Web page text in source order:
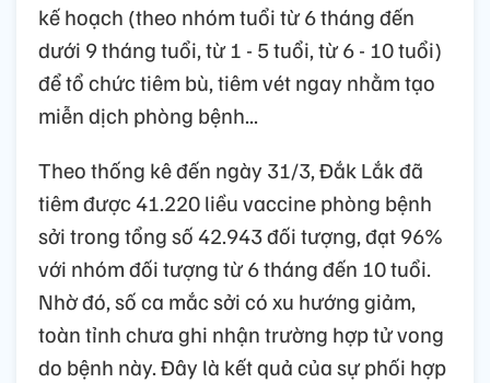
kế hoạch (theo nhóm tuổi từ 6 tháng đến
dưới 9 tháng tuổi, từ 1 - 5 tuổi, từ 6 - 10 tuổi)
để tổ chức tiêm bù, tiêm vét ngay nhằm tạo
miễn dịch phòng bệnh...
Theo thống kê đến ngày 31/3, Đắk Lắk đã
tiêm được 41.220 liều vaccine phòng bệnh
sởi trong tổng số 42.943 đối tượng, đạt 96%
với nhóm đối tượng từ 6 tháng đến 10 tuổi.
Nhờ đó, số ca mắc sởi có xu hướng giảm,
toàn tỉnh chưa ghi nhận trường hợp tử vong
do bệnh này. Đây là kết quả của sự phối hợp